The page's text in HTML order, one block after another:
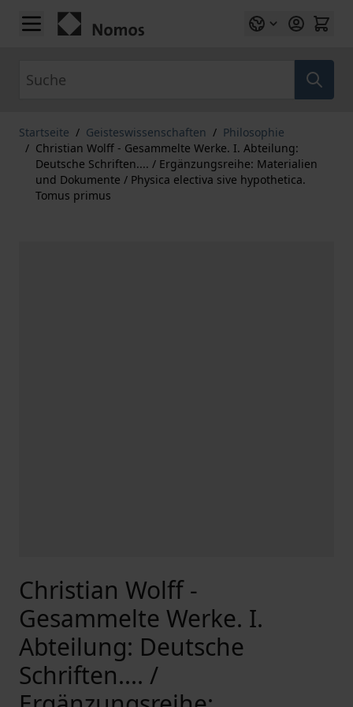
Zum Inhalt springen
Startseite / Geisteswissenschaften / Philosophie
/ Christian Wolff - Gesammelte Werke. I. Abteilung:
Deutsche Schriften.... / Ergänzungsreihe: Materialien
und Dokumente / Physica electiva sive hypothetica.
Tomus primus
Christian Wolff -
Gesammelte Werke. I.
Abteilung: Deutsche
Schriften.... /